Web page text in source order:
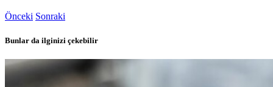
Önceki Sonraki
Bunlar da ilginizi çekebilir